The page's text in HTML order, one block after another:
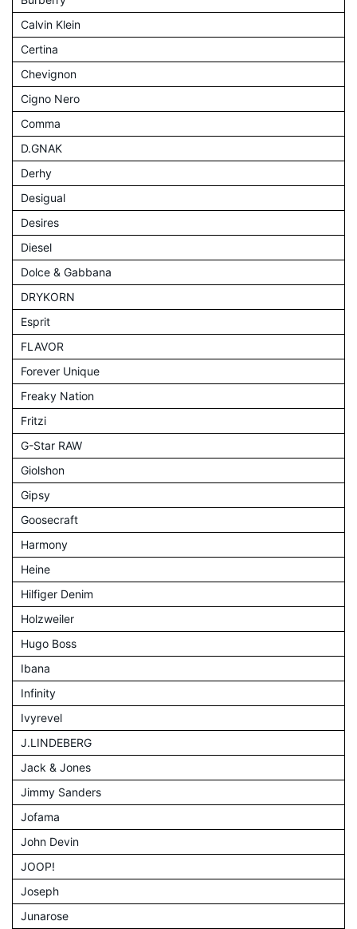
Calvin Klein
Certina
Chevignon
Cigno Nero
Comma
D.GNAK
Derhy
Desigual
Desires
Diesel
Dolce & Gabbana
DRYKORN
Esprit
FLAVOR
Forever Unique
Freaky Nation
Fritzi
G-Star RAW
Giolshon
Gipsy
Goosecraft
Harmony
Heine
Hilfiger Denim
Holzweiler
Hugo Boss
Ibana
Infinity
Ivyrevel
J.LINDEBERG
Jack & Jones
Jimmy Sanders
Jofama
John Devin
JOOP!
Joseph
Junarose